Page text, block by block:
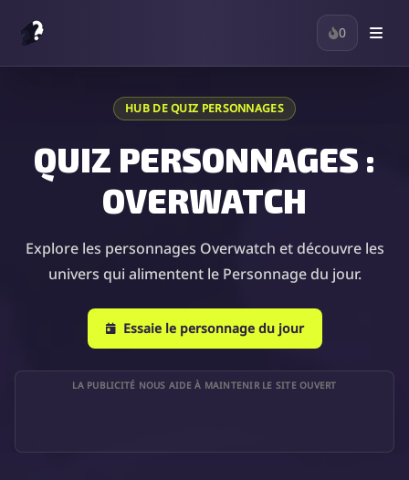
0
HUB DE QUIZ PERSONNAGES
QUIZ PERSONNAGES :
OVERWATCH
Explore les personnages Overwatch et découvre les
univers qui alimentent le Personnage du jour.
Essaie le personnage du jour
LA PUBLICITÉ NOUS AIDE À MAINTENIR LE SITE OUVERT